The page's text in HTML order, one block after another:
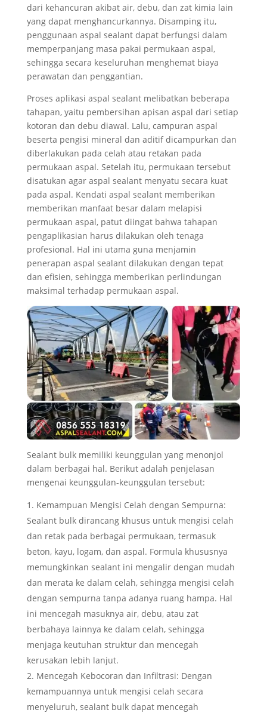
dari kehancuran akibat air, debu, dan zat kimia lain
yang dapat menghancurkannya. Disamping itu,
penggunaan aspal sealant dapat berfungsi dalam
memperpanjang masa pakai permukaan aspal,
sehingga secara keseluruhan menghemat biaya
perawatan dan penggantian.
Proses aplikasi aspal sealant melibatkan beberapa
tahapan, yaitu pembersihan apisan aspal dari setiap
kotoran dan debu diawal. Lalu, campuran aspal
beserta pengisi mineral dan aditif dicampurkan dan
diberlakukan pada celah atau retakan pada
permukaan aspal. Setelah itu, permukaan tersebut
disatukan agar aspal sealant menyatu secara kuat
pada aspal. Kendati aspal sealant memberikan
memberikan manfaat besar dalam melapisi
permukaan aspal, patut diingat bahwa tahapan
pengaplikasian harus dilakukan oleh tenaga
profesional. Hal ini utama guna menjamin
penerapan aspal sealant dilakukan dengan tepat
dan efisien, sehingga memberikan perlindungan
maksimal terhadap permukaan aspal.
Sealant bulk memiliki keunggulan yang menonjol
dalam berbagai hal. Berikut adalah penjelasan
mengenai keunggulan-keunggulan tersebut:
Kemampuan Mengisi Celah dengan Sempurna:
Sealant bulk dirancang khusus untuk mengisi celah
dan retak pada berbagai permukaan, termasuk
beton, kayu, logam, dan aspal. Formula khususnya
memungkinkan sealant ini mengalir dengan mudah
dan merata ke dalam celah, sehingga mengisi celah
dengan sempurna tanpa adanya ruang hampa. Hal
ini mencegah masuknya air, debu, atau zat
berbahaya lainnya ke dalam celah, sehingga
menjaga keutuhan struktur dan mencegah
kerusakan lebih lanjut.
Mencegah Kebocoran dan Infiltrasi: Dengan
kemampuannya untuk mengisi celah secara
menyeluruh, sealant bulk dapat mencegah